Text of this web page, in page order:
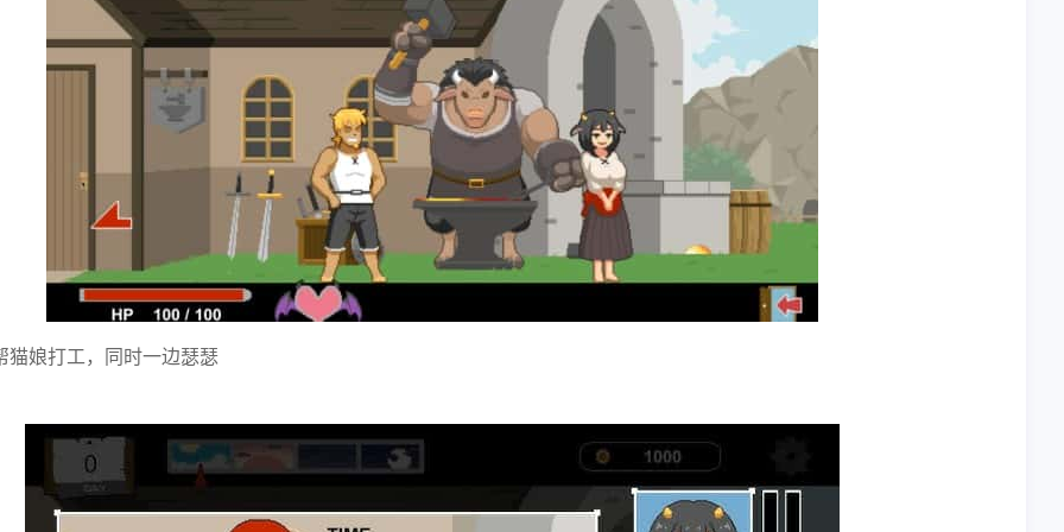
猫娘打工，同时一边瑟瑟